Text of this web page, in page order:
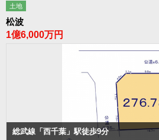
土地
松波
1億6,000万円
総武線「西千葉」駅徒歩9分